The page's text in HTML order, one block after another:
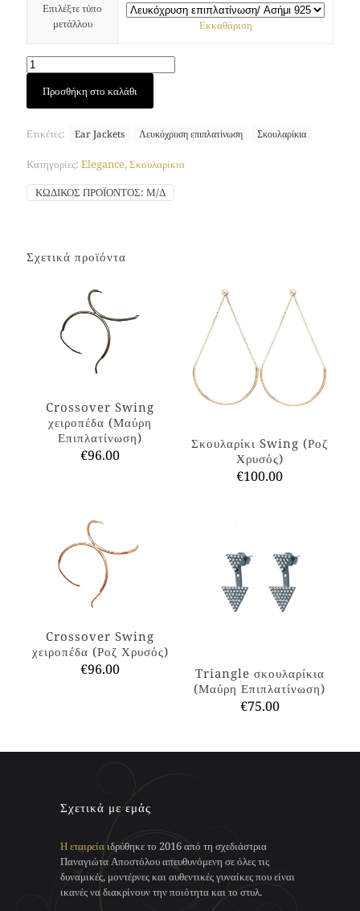
Επιλέξτε τύπο
μετάλλου
Εκκαθάριση
Σκουλαρίκι
Aurora
(Λευκόχρυση
ποσότητα
Προσθήκη στο καλάθι
Ετικέτες: Ear Jackets Λευκόχρυση επιπλατίνωση Σκουλαρίκια
Κατηγορίες: Elegance,Σκουλαρίκια
ΚΩΔΙΚΌΣ ΠΡΟΪΌΝΤΟΣ: Μ/Δ
Σχετικά προϊόντα
Crossover Swing
χειροπέδα (Μαύρη
Επιπλατίνωση)
€96.00
έχει
παραλλαγές.
Οι
επιλογές
μπορούν
στη
σελίδα
του
Σκουλαρίκι Swing (Ροζ
Χρυσός)
€100.00
πολλαπλές
παραλλαγές.
Οι
επιλογές
σελίδα
του
προϊόντος
Crossover Swing
χειροπέδα (Ροζ Χρυσός)
€96.00
πολλαπλές
επιλογές
μπορούν
επιλεγούν
στη
σελίδα
του
προϊόντος
Triangle σκουλαρίκια
(Μαύρη Επιπλατίνωση)
€75.00
προϊόν
μπορούν
να
επιλεγούν
στη
Σχετικά με εμάς
Η εταιρείαιδρύθηκε το 2016 από τη σχεδιάστρια
Παναγιώτα Αποστόλου απευθυνόμενη σε όλες τις
δυναμικές, μοντέρνες και αυθεντικές γυναίκες που είναι
ικανές να διακρίνουν την ποιότητα και το στυλ.